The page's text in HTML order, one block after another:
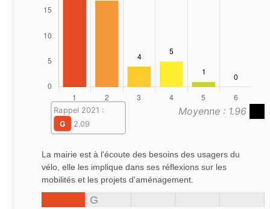
Moyenne : 1.96
Rappel 2021 :
G
2.09
La mairie est à l'écoute des besoins des usagers du
vélo, elle les implique dans ses réflexions sur les
mobilités et les projets d'aménagement.
G